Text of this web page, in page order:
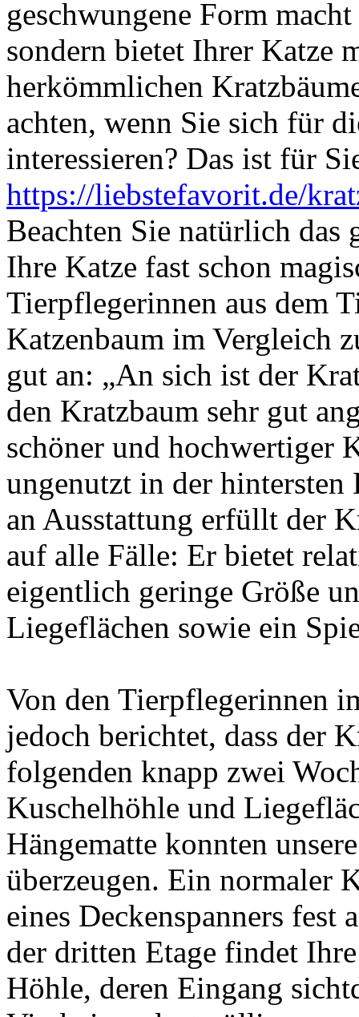
geschwungene Form
sondern bietet Ihrer Katze
herkömmlichen
achten, wenn Sie sich für
interessieren? Das ist für
https://liebstefavorit.de/
Beachten Sie natürlich das
Ihre Katze fast schon
Tierpflegerinnen aus dem
Katzenbaum im Vergleich
gut an: „An sich ist der
den Kratzbaum sehr gut
schöner und hochwertiger
ungenutzt in der hintersten
an Ausstattung erfüllt der
auf alle Fälle: Er bietet
eigentlich geringe Größe
Liegeflächen sowie ein
Von den Tierpflegerinnen
jedoch berichtet, dass der
folgenden knapp zwei
Kuschelhöhle und
Hängematte konnten
überzeugen. Ein normaler
eines Deckenspanners
der dritten Etage findet
Höhle, deren Eingang